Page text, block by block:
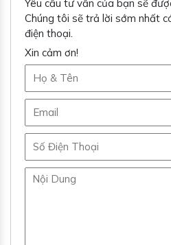
Yêu cầu tư vấn của bạn sẽ
Chúng tôi sẽ trả lời sớm nhất
điện thoại.
Xin cảm ơn!